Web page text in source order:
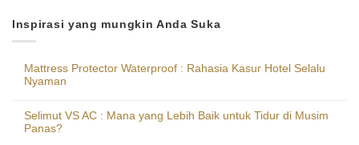
Inspirasi yang mungkin Anda Suka
Mattress Protector Waterproof : Rahasia Kasur Hotel Selalu
Nyaman
Selimut VS AC : Mana yang Lebih Baik untuk Tidur di Musim
Panas?